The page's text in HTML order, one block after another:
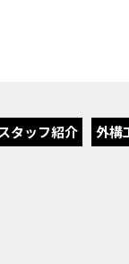
タッフ紹介 外構